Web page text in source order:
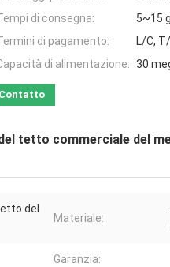
di consegna:
5~15
di pagamento:
L/C,
di alimentazione: 30
Contatto
tetto commerciale del
del
Materiale:
Garanzia: